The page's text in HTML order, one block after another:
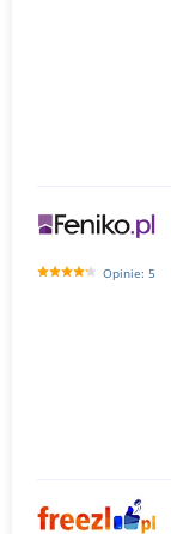
Opinie: 5